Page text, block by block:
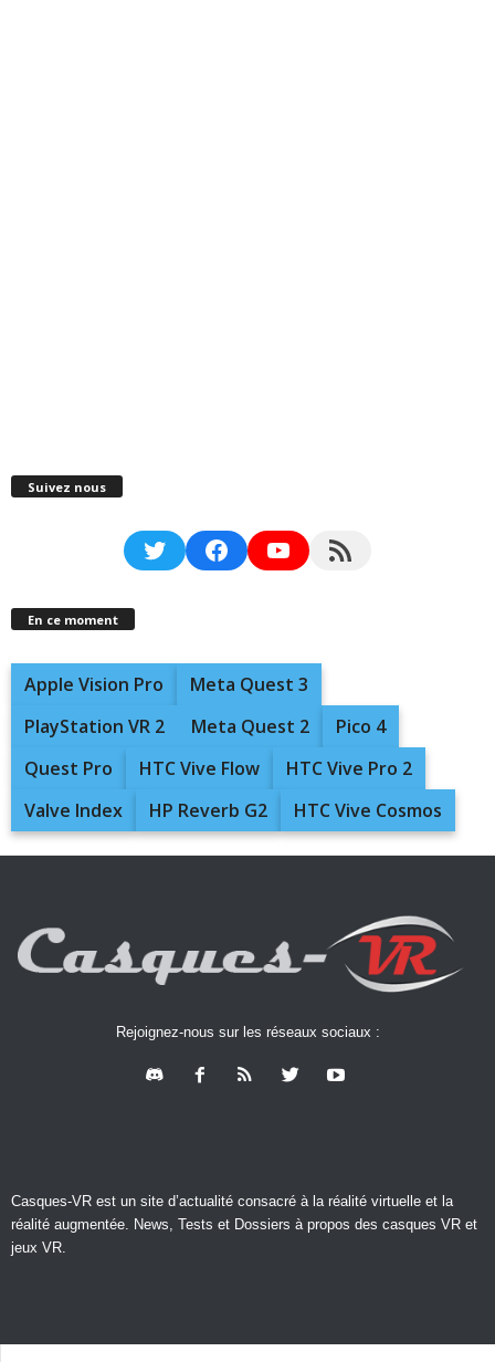
Suivez nous
TwitterFacebookYouTubeRSS Feed
En ce moment
Apple Vision Pro
Meta Quest 3
PlayStation VR 2
Meta Quest 2
Pico 4
Quest Pro
HTC Vive Flow
HTC Vive Pro 2
Valve Index
HP Reverb G2 HTC Vive Cosmos
Rejoignez-nous sur les réseaux sociaux :
Casques-VR est un site d’actualité consacré à la réalité virtuelle et la
réalité augmentée. News, Tests et Dossiers à propos des casques VR et
jeux VR.